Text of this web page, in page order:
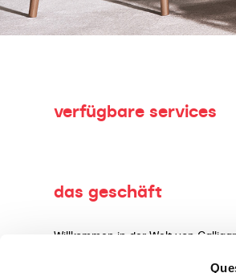
verfügbare services
das geschäft
Willkommen in der Welt von
Herstellung und dem Verkauf von